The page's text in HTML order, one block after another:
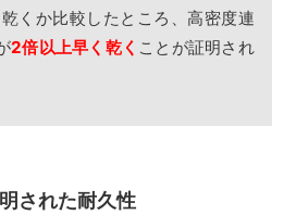
くか比較したところ、高密度連
2倍以上早く乾く ことが証明され
された耐久性